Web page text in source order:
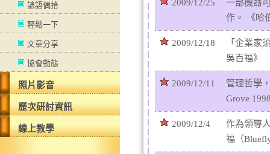
諺語偶拾
輕鬆一下
文章分享
協會動態
照片影音
歷次研討資訊
線上教學
2009/12/25
一部機器
作。 《哈
2009/12/18
「企業家
吳百福》
2009/12/11
管理哲學
Grove
2009/12/4
作為領導
福（